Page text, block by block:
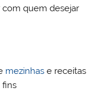
com quem desejar
mezinhas e receitas
fins